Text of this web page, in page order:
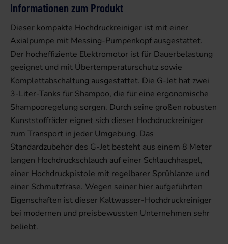
Informationen zum Produkt
Dieser kompakte Hochdruckreiniger ist mit einer
Axialpumpe mit Messing-Pumpenkopf ausgestattet.
Der hocheffiziente Elektromotor ist für Dauerbelastung
geeignet und mit Übertemperaturschutz sowie
Komplettabschaltung ausgestattet. Die G-Jet hat zwei
3-Liter-Tanks für Shampoo, die für eine ergonomische
Shampooregelung sorgen. Durch seine großen robusten
Kunststoffräder eignet sich dieser Hochdruckreiniger
zum Transport in jeder Umgebung. Das
Standardzubehör des G-Jet besteht aus einem 8 Meter
langen Hochdruckschlauch auf einer Schlauchhaspel,
einer Hochdruckpistole mit regelbarer Sprühlanze und
einer Schmutzfräse. Wegen seiner hier aufgeführten
Eigenschaften ist dieser Kaltwasser-Hochdruckreiniger
bei modernen und preisbewussten Unternehmen sehr
beliebt.